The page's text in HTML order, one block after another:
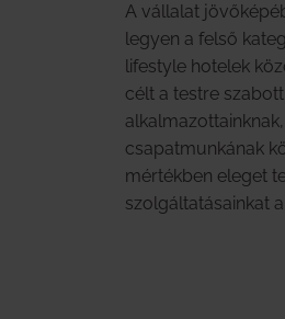
A vállalat
legyen a felső
lifestyle hotelek
célt a testre
csapatmunkának
mértékben eleget
szolgáltatásainkat